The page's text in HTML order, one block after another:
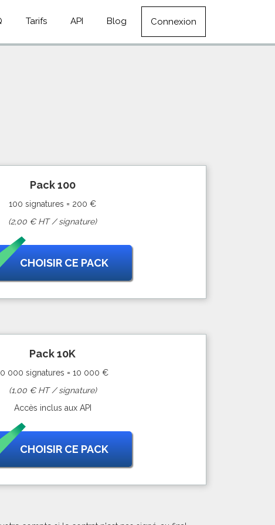
Tarifs API Blog Connexion
Pack 100
100 signatures = 200 €
(2,00 € HT / signature)
CHOISIR CE PACK
Pack 10K
000 signatures = 10 000 €
(1,00 € HT / signature)
Accès inclus aux API
CHOISIR CE PACK